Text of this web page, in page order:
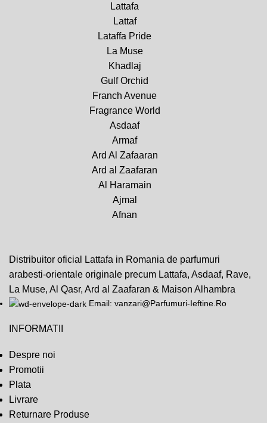
Lattafa
Lattaf
Lataffa Pride
La Muse
Khadlaj
Gulf Orchid
Franch Avenue
Fragrance World
Asdaaf
Armaf
Ard Al Zafaaran
Ard al Zaafaran
Al Haramain
Ajmal
Afnan
Distribuitor oficial Lattafa in Romania de parfumuri
arabesti-orientale originale precum Lattafa, Asdaaf, Rave,
La Muse, Al Qasr, Ard al Zaafaran & Maison Alhambra
Email: vanzari@Parfumuri-Ieftine.Ro
INFORMATII
Despre noi
Promotii
Plata
Livrare
Returnare Produse